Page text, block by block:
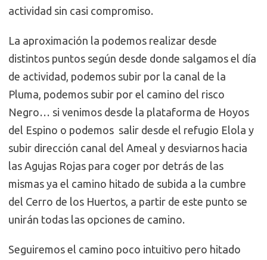
actividad sin casi compromiso.
La aproximación la podemos realizar desde
distintos puntos según desde donde salgamos el día
de actividad, podemos subir por la canal de la
Pluma, podemos subir por el camino del risco
Negro… si venimos desde la plataforma de Hoyos
del Espino o podemos salir desde el refugio Elola y
subir dirección canal del Ameal y desviarnos hacia
las Agujas Rojas para coger por detrás de las
mismas ya el camino hitado de subida a la cumbre
del Cerro de los Huertos, a partir de este punto se
unirán todas las opciones de camino.
Seguiremos el camino poco intuitivo pero hitado